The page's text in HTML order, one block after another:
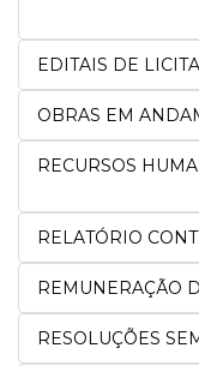
EDITAIS DE
OBRAS EM
RECURSOS
RELATÓRIO
REMUNERAÇÃO
RESOLUÇÕES